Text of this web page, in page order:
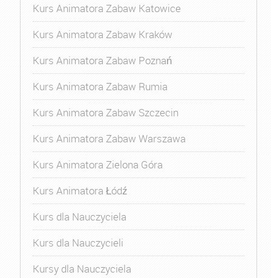
Kurs Animatora Zabaw Katowice
Kurs Animatora Zabaw Kraków
Kurs Animatora Zabaw Poznań
Kurs Animatora Zabaw Rumia
Kurs Animatora Zabaw Szczecin
Kurs Animatora Zabaw Warszawa
Kurs Animatora Zielona Góra
Kurs Animatora Łódź
Kurs dla Nauczyciela
Kurs dla Nauczycieli
Kursy dla Nauczyciela